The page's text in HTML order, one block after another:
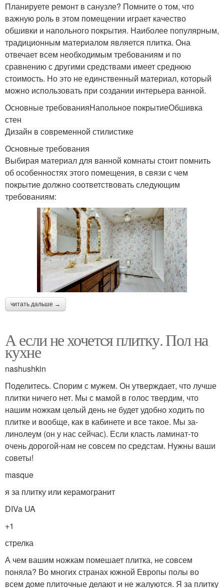
Планируете ремонт в санузле? Помните о том, что
важную роль в этом помещении играет качество
обшивки и напольного покрытия. Наиболее популярным,
традиционным материалом является плитка. Она
отвечает всем необходимым требованиям и по
сравнению с другими средствами имеет среднюю
стоимость. Но это не единственный материал, который
можно использовать при создании интерьера ванной.
Основные требованияНапольное покрытиеОбшивка
стен
Дизайн в современной стилистике
Основные требования
Выбирая материал для ванной комнаты стоит помнить
об особенностях этого помещения, в связи с чем
покрытие должно соответствовать следующим
требованиям:
читать дальше →
А если не хочется плитку. Пол на
кухне
nashushkin
Поделитесь. Спорим с мужем. Он утверждает, что лучше
плитки ничего нет. Мы с мамой в голос твердим, что
нашим ножкам целый день не будет удобно ходить по
плитке и вообще, как в кабинете и все такое. Мы за-
линолеум (он у нас сейчас). Если класть ламинат-то
очень дорогой-нам не совсем по средстам. Нужны ваши
советы!
masque
я за плитку или керамогранит
DIVa UA
+1
стрелка
А чем вашим ножкам помешает плитка, не совсем
поняла? Во многих странах южной Европы полы во
всем доме плиточные делают и не жалуются. Я за плитку